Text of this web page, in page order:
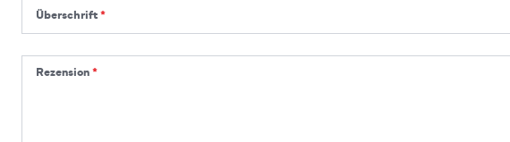
Überschrift
Überschrift
Rezension
Rezension